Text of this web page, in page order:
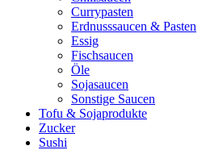
Currypasten
Erdnusssaucen & Pasten
Essig
Fischsaucen
Öle
Sojasaucen
Sonstige Saucen
Tofu & Sojaprodukte
Zucker
Sushi